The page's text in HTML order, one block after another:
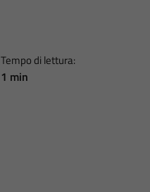
Tempo di lettura:
1 min